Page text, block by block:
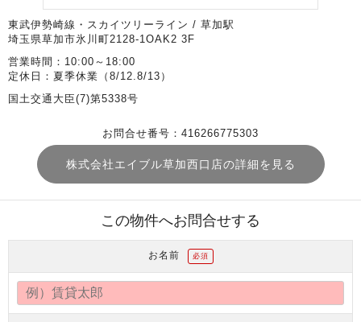
東武伊勢崎線・スカイツリーライン / 草加駅
埼玉県草加市氷川町2128-1OAK2 3F
営業時間：10:00～18:00
定休日：夏季休業（8/12.8/13）
国土交通大臣(7)第5338号
お問合せ番号：416266775303
株式会社エイブル草加西口店の詳細を見る
この物件へお問合せする
お名前 必須